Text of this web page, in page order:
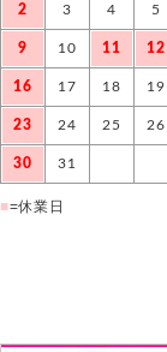
2 3 4 5
9 10 11 12
16 17 18 19
23 24 25 26
30 31
■=休業日